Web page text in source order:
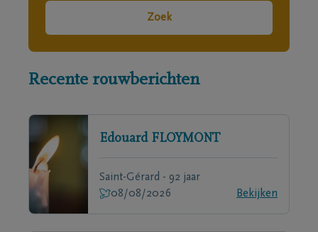
Zoek
Recente rouwberichten
Edouard FLOYMONT
Saint-Gérard - 92 jaar
08/08/2026
Bekijken